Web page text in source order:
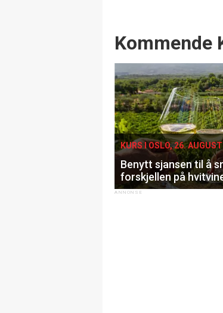
Events
Kommende
KURS I OSLO, 26. AUGUST
Benytt sjansen til å
forskjellen på